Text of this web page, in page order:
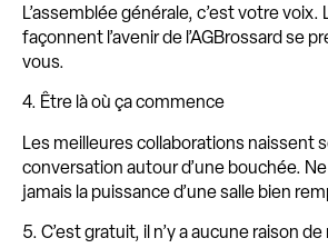
L’assemblée générale, c’est votre
façonnent l’avenir de l’AGBrossard se
vous.
4. Être là où ça commence
Les meilleures collaborations naissent
conversation autour d’une bouchée.
jamais la puissance d’une salle bien
5. C’est gratuit, il n’y a aucune raison